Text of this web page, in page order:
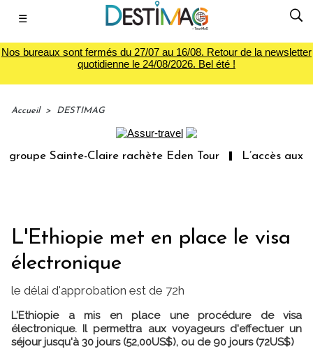
☰
Nos bureaux sont fermés du 27/07 au 16/08. Retour de la newsletter
quotidienne le 24/08/2026. Bel été !
Accueil > DESTIMAG
Sainte-Claire rachète Eden Tour L’accès aux
L'Ethiopie met en place le visa
électronique
le délai d'approbation est de 72h
L'Ethiopie a mis en place une procédure de visa
électronique. Il permettra aux voyageurs d'effectuer un
séjour jusqu'à 30 jours (52,00US$), ou de 90 jours (72US$)